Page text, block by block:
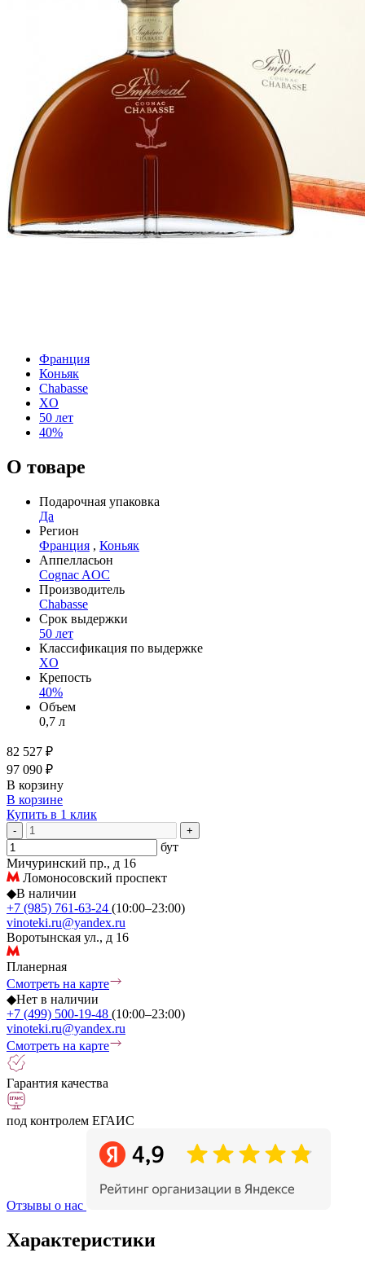
Франция
Коньяк
Chabasse
XO
50 лет
40%
О товаре
Подарочная упаковка
Да
Регион
Франция , Коньяк
Аппелласьон
Cognac AOC
Производитель
Chabasse
Срок выдержки
50 лет
Классификация по выдержке
XO
Крепость
40%
Объем
0,7 л
82 527 ₽
97 090 ₽
В корзину
В корзине
Купить в 1 клик
- +
бут
Мичуринский пр., д 16
Ломоносовский проспект
◆В наличии
+7 (985) 761-63-24 (10:00–23:00)
vinoteki.ru@yandex.ru
Воротынская ул., д 16
Планерная
Смотреть на карте
◆Нет в наличии
+7 (499) 500-19-48 (10:00–23:00)
vinoteki.ru@yandex.ru
Смотреть на карте
Гарантия качества
под контролем ЕГАИС
Отзывы о нас
Характеристики